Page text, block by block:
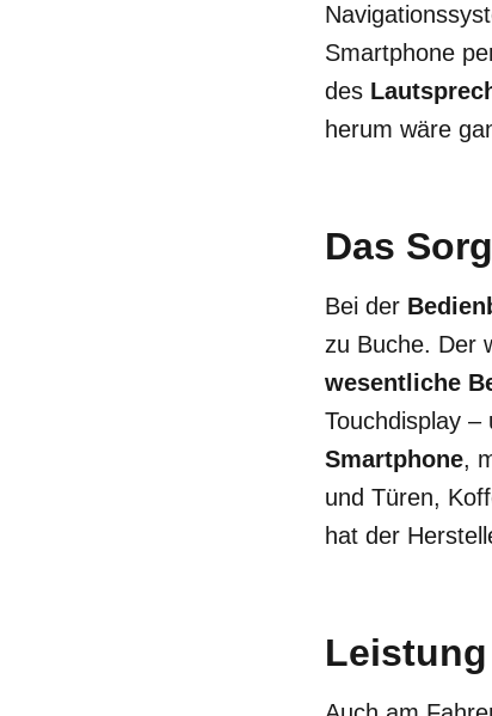
Smartphone
des
herum wäre
Das
Bei der
zu Buche. Der
wesentliche
Touchdisplay
Smartphone,
und Türen,
hat der